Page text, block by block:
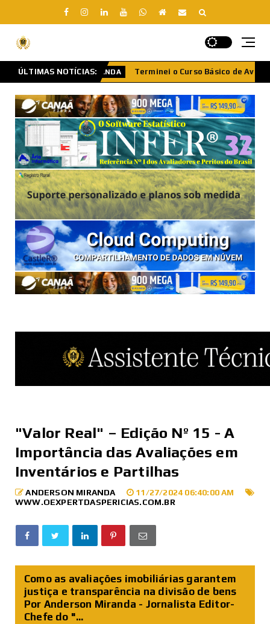
ÚLTIMAS NOTÍCIAS:
de Avaliação de Imóveis no CRECI… e agora? O primeiro passo
"Valor Real" – Edição Nº 15 - A
Importância das Avaliações em
Inventários e Partilhas
ANDERSON MIRANDA
11/27/2024 06:40:00 AM
WWW.OEXPERTDASPERICIAS.COM.BR
Como as avaliações imobiliárias garantem
justiça e transparência na divisão de bens
Por Anderson Miranda - Jornalista Editor-
Chefe do "...